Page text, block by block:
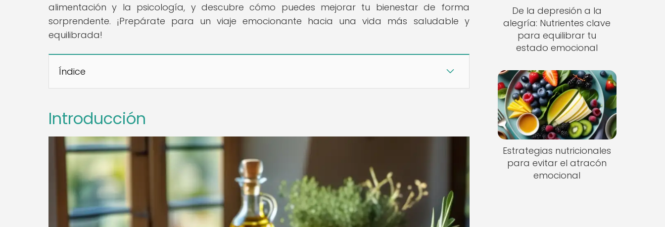
alimentación y la psicología, y descubre cómo puedes mejorar tu bienestar de forma
sorprendente. ¡Prepárate para un viaje emocionante hacia una vida más saludable y
equilibrada!
Índice
Introducción
De la depresión a la
alegría: Nutrientes clave
para equilibrar tu
estado emocional
Estrategias nutricionales
para evitar el atracón
emocional